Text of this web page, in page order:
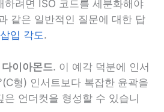
하려면 ISO 코드를 세분화해야
같은 일반적인 질문에 대한 답
입 각도.
이아몬드. 이 예각 덕분에 인서
형) 인서트보다 복잡한 윤곽을
은 언더컷을 형성할 수 있습니